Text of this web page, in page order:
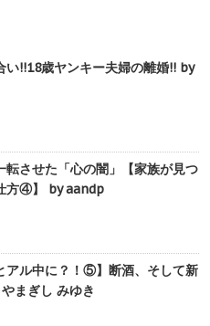
い!!18歳ヤンキー夫婦の離婚!! by
転させた「心の闇」【家族が見つ
方④】 by aandp
アル中に？！⑤】断酒、そして新
まぎし みゆき